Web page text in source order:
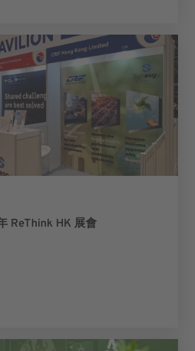
ReThink HK 展會